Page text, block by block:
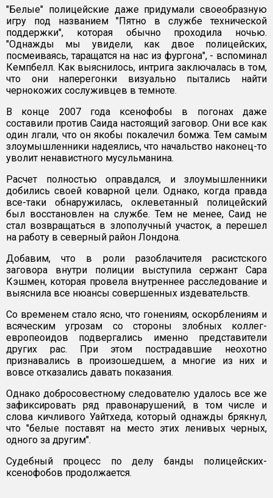
"Белые" полицейские даже придумали своеобразную
игру под названием "Пятно в службе технической
поддержки", которая обычно проходила ночью.
"Однажды мы увидели, как двое полицейских,
посмеиваясь, таращатся на нас из фургона", - вспоминал
Кемпбелл. Как выяснилось, интрига заключалась в том,
что они наперегонки визуально пытались найти
чернокожих сослуживцев в темноте.
В конце 2007 года ксенофобы в погонах даже
составили против Саида настоящий заговор. Они все как
один лгали, что он якобы покалечил бомжа. Тем самым
злоумышленники надеялись, что начальство наконец-то
уволит ненавистного мусульманина.
Расчет полностью оправдался, и злоумышленники
добились своей коварной цели. Однако, когда правда
все-таки обнаружилась, оклеветанный полицейский
был восстановлен на службе. Тем не менее, Саид не
стал возвращаться в злополучный участок, а перешел
на работу в северный район Лондона.
Добавим, что в роли разоблачителя расистского
заговора внутри полиции выступила сержант Сара
Кэшмен, которая провела внутреннее расследование и
выяснила все нюансы совершенных издевательств.
Со временем стало ясно, что гонениям, оскорблениям и
всяческим угрозам со стороны злобных коллег-
европеоидов подвергались именно представители
других рас. При этом пострадавшие неохотно
признавались в произошедшем, а многие из них и
вовсе отказались давать показания.
Однако добросовестному следователю удалось все же
зафиксировать ряд правонарушений, в том числе и
слова кичливого Уайтхеда, который однажды брякнул,
что "белые поставят на место этих ленивых черных,
одного за другим".
Судебный процесс по делу банды полицейских-
ксенофобов продолжается.